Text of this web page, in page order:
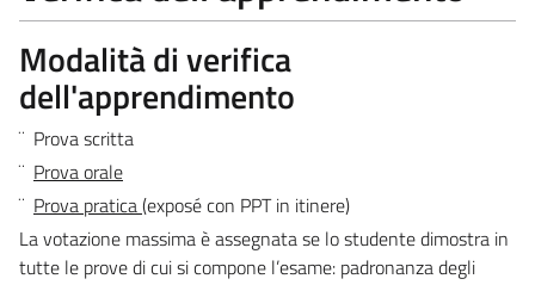
Modalità di verifica
dell'apprendimento
¨ Prova scritta
¨ Prova orale
¨ Prova pratica(exposé con PPT in itinere)
La votazione massima è assegnata se lo studente dimostra in
tutte le prove di cui si compone l’esame: padronanza degli